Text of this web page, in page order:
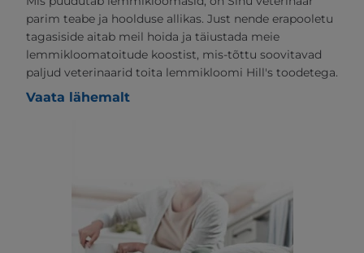
parim teabe ja hoolduse allikas. Just nende erapooletu
tagasiside aitab meil hoida ja täiustada meie
lemmikloomatoitude koostist, mis-tõttu soovitavad
paljud veterinaarid toita lemmikloomi Hill's toodetega.
Vaata lähemalt